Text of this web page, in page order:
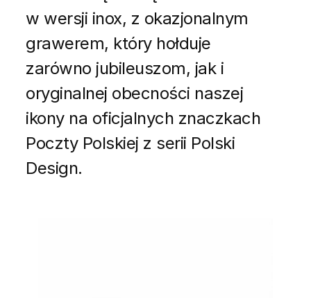
w wersji inox, z okazjonalnym
grawerem, który hołduje
zarówno jubileuszom, jak i
oryginalnej obecności naszej
ikony na oficjalnych znaczkach
Poczty Polskiej z serii Polski
Design.